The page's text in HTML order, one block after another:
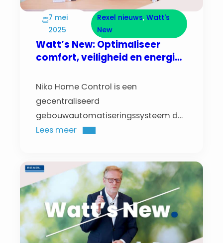
7 mei
2025
Rexel nieuws, Watt's
New
Watt’s New: Optimaliseer
comfort, veiligheid en energie-
Control
Niko Home Control is een
gecentraliseerd
gebouwautomatiseringssysteem dat
verlichting, verwarming, ventilatie,
rolluiken, airconditioning en het
beheer van huishoudelijke toestellen
in één intuïtief platform combineert.
Lees meer